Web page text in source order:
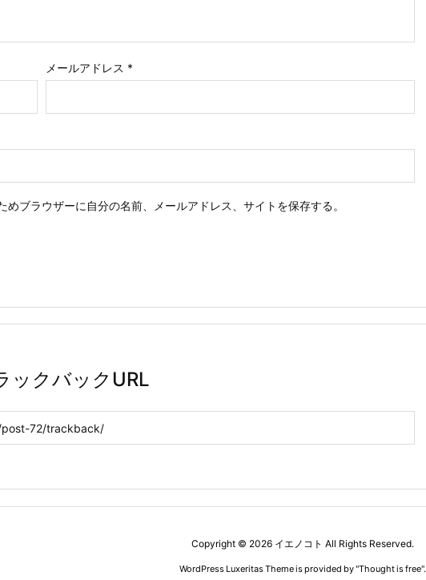
メールアドレス *
めブラウザーに自分の名前、メールアドレス、サイトを保存する。
ックバックURL
Copyright © 2026 イエノコト All Rights Reserved.
WordPress Luxeritas Theme is provided by "Thought is free".